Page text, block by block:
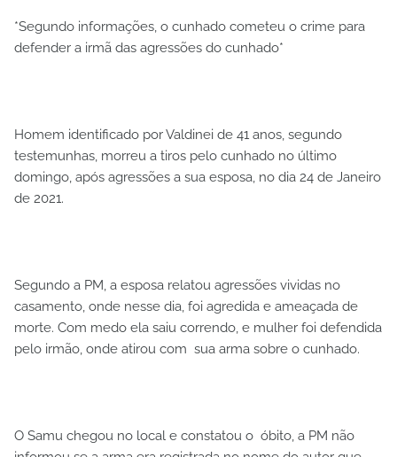
*Segundo informações, o cunhado cometeu o crime para
defender a irmã das agressões do cunhado*
Homem identificado por Valdinei de 41 anos, segundo
testemunhas, morreu a tiros pelo cunhado no último
domingo, após agressões a sua esposa, no dia 24 de Janeiro
de 2021.
Segundo a PM, a esposa relatou agressões vividas no
casamento, onde nesse dia, foi agredida e ameaçada de
morte. Com medo ela saiu correndo, e mulher foi defendida
pelo irmão, onde atirou com sua arma sobre o cunhado.
O Samu chegou no local e constatou o óbito, a PM não